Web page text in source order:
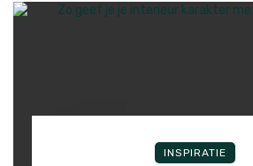
INSPIRATIE